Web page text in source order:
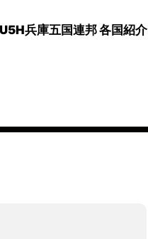
U5H兵庫五国連邦 各国紹介